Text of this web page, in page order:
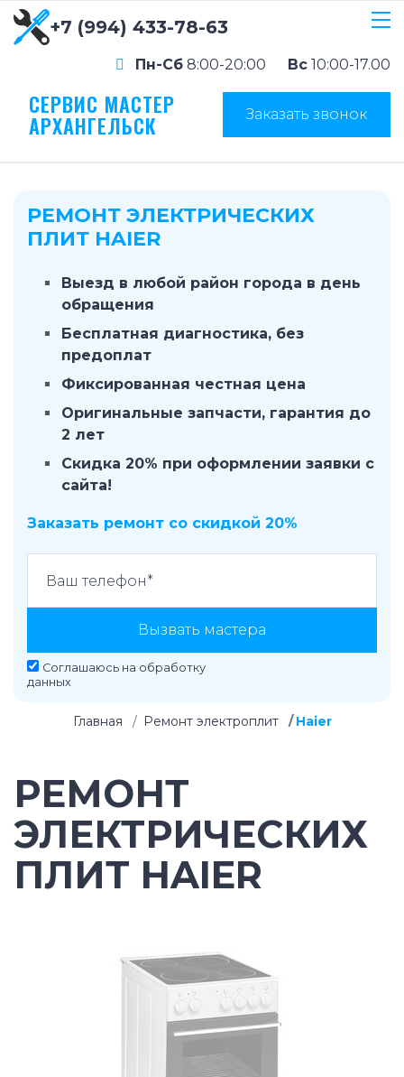
+7 (994) 433-78-63
Пн-Сб 8:00-20:00 Вс 10:00-17.00
СЕРВИС МАСТЕР
АРХАНГЕЛЬСК Заказать звонок
РЕМОНТ ЭЛЕКТРИЧЕСКИХ
ПЛИТ HAIER
Выезд в любой район города в день
обращения
Бесплатная диагностика, без
предоплат
Фиксированная честная цена
Оригинальные запчасти, гарантия до
2 лет
Скидка 20% при оформлении заявки с
сайта!
Заказать ремонт со скидкой 20%
Вызвать мастера
Соглашаюсь на обработку
данных
Главная Ремонт электроплит Haier
РЕМОНТ
ЭЛЕКТРИЧЕСКИХ
ПЛИТ HAIER